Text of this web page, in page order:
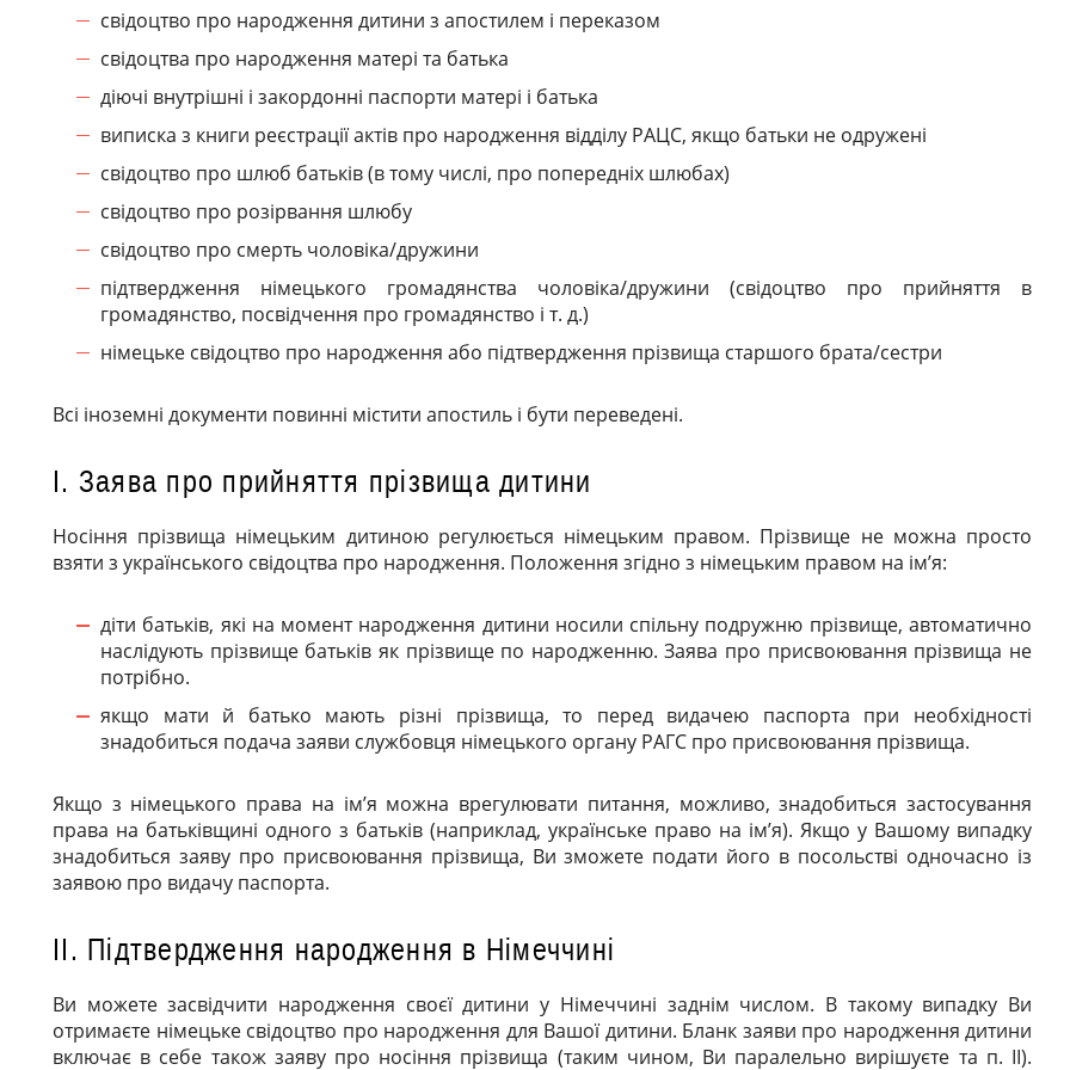
свідоцтво про народження дитини з апостилем і переказом
свідоцтва про народження матері та батька
діючі внутрішні і закордонні паспорти матері і батька
виписка з книги реєстрації актів про народження відділу РАЦС, якщо батьки не одружені
свідоцтво про шлюб батьків (в тому числі, про попередніх шлюбах)
свідоцтво про розірвання шлюбу
свідоцтво про смерть чоловіка/дружини
підтвердження німецького громадянства чоловіка/дружини (свідоцтво про прийняття в
громадянство, посвідчення про громадянство і т. д.)
німецьке свідоцтво про народження або підтвердження прізвища старшого брата/сестри
Всі іноземні документи повинні містити апостиль і бути переведені.
I. Заява про прийняття прізвища дитини
Носіння прізвища німецьким дитиною регулюється німецьким правом. Прізвище не можна просто
взяти з українського свідоцтва про народження. Положення згідно з німецьким правом на ім’я:
діти батьків, які на момент народження дитини носили спільну подружню прізвище, автоматично
наслідують прізвище батьків як прізвище по народженню. Заява про присвоювання прізвища не
потрібно.
якщо мати й батько мають різні прізвища, то перед видачею паспорта при необхідності
знадобиться подача заяви службовця німецького органу РАГС про присвоювання прізвища.
Якщо з німецького права на ім’я можна врегулювати питання, можливо, знадобиться застосування
права на батьківщині одного з батьків (наприклад, українське право на ім’я). Якщо у Вашому випадку
знадобиться заяву про присвоювання прізвища, Ви зможете подати його в посольстві одночасно із
заявою про видачу паспорта.
II. Підтвердження народження в Німеччині
Ви можете засвідчити народження своєї дитини у Німеччині заднім числом. В такому випадку Ви
отримаєте німецьке свідоцтво про народження для Вашої дитини. Бланк заяви про народження дитини
включає в себе також заяву про носіння прізвища (таким чином, Ви паралельно вирішуєте та п. ІІ).